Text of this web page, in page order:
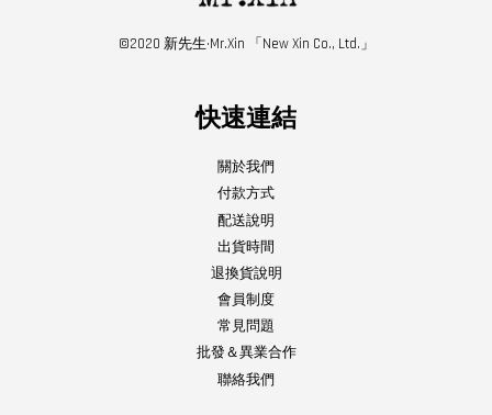
©2020 新先生·Mr.Xin 「New Xin Co., Ltd.」
快速連結
關於我們
付款方式
配送說明
出貨時間
退換貨說明
會員制度
常見問題
批發＆異業合作
聯絡我們